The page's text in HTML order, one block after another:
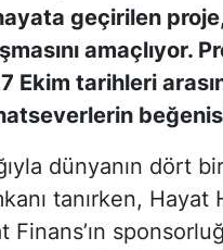
geçirilen
amaçlıyor.
Ekim tarihleri
dünyanın dört
tanırken, Hayat
Finans’ın